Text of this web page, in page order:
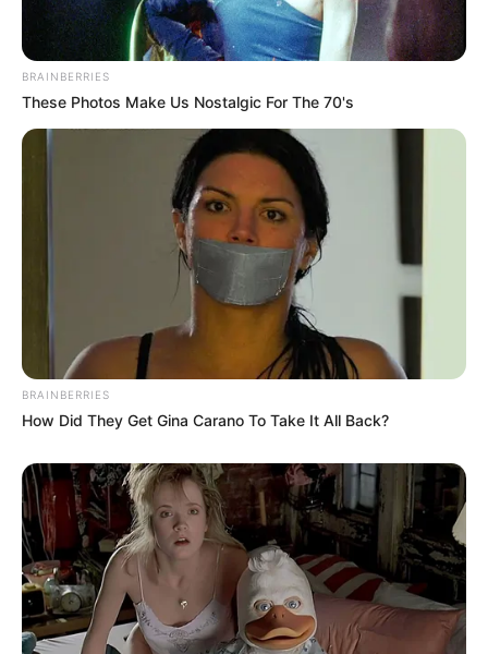
BRAINBERRIES
These Photos Make Us Nostalgic For The 70's
BRAINBERRIES
How Did They Get Gina Carano To Take It All Back?